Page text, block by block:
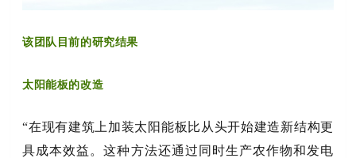
该团队目前的研究结果
太阳能板的改造
“在现有建筑上加装太阳能板比从头开始建造新结构更
具成本效益。这种方法还通过同时生产农作物和发电